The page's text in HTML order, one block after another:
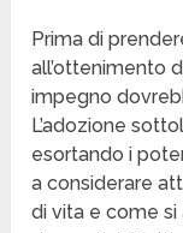
Prima di
all’ottenimento
impegno
L’adozione
esortando i
a considerare
di vita e come